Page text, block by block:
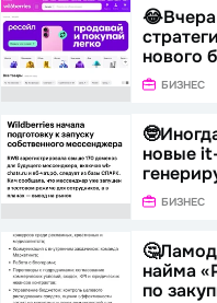
нового
БИЗНЕС
новые
БИЗНЕС
найма
по